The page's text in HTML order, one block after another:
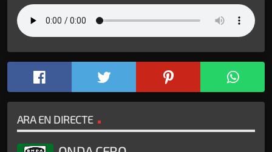
ARA EN DIRECTE